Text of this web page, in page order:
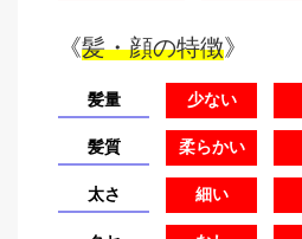
《髪・顔の特徴》
髪量 少ない
髪質 柔らかい
太さ 細い